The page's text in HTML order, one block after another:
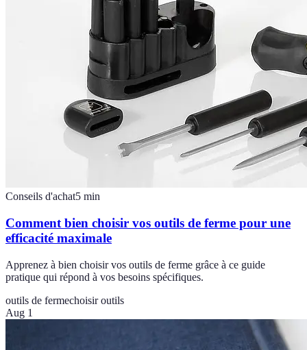
Conseils d'achat5 min
Comment bien choisir vos outils de ferme pour une
efficacité maximale
Apprenez à bien choisir vos outils de ferme grâce à ce guide
pratique qui répond à vos besoins spécifiques.
outils de fermechoisir outils
Aug 1